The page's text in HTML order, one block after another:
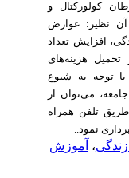
کولورکتال و
نظیر: عوارض
افزایش تعداد
هزینه‌های
توجه به شیوع
نظیر کووید 19 در جامعه، می‌توان از
تلفن همراه
نمود..
،آموزش